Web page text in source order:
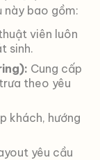
này bao gồm:
viên luôn
sinh.
Cung cấp
theo yêu
khách, hướng
yêu cầu